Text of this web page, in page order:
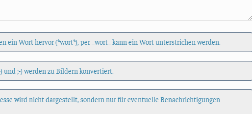
ein Wort hervor (*wort*), per _wort_ kann ein Wort unterstrichen werden.
und ;-) werden zu Bildern konvertiert.
wird nicht dargestellt, sondern nur für eventuelle Benachrichtigungen